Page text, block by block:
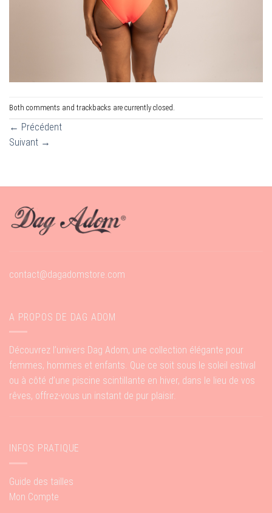
Both comments and trackbacks are currently closed.
← Précédent
Suivant →
contact@dagadomstore.com
A PROPOS DE DAG ADOM
Découvrez l’univers Dag Adom, une collection élégante pour
femmes, hommes et enfants. Que ce soit sous le soleil estival
ou à côté d’une piscine scintillante en hiver, dans le lieu de vos
rêves, offrez-vous un instant de pur plaisir.
INFOS PRATIQUE
Guide des tailles
Mon Compte